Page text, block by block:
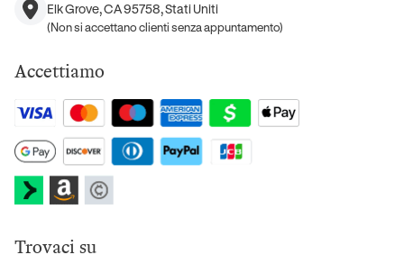
Elk Grove, CA 95758, Stati Uniti
(Non si accettano clienti senza appuntamento)
Accettiamo
Trovaci su